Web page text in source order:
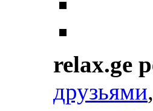
relax.ge
друзьями,